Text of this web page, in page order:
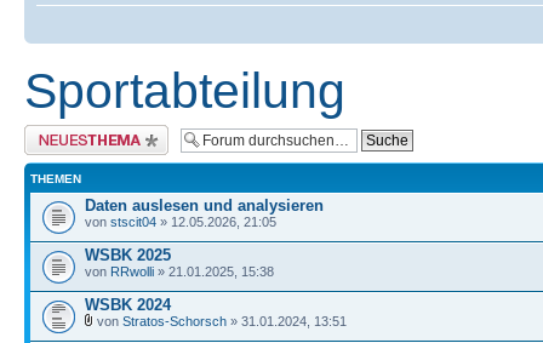
Sportabteilung
Neues Thema erstellen
THEMEN
Daten auslesen und analysieren
von stscit04 » 12.05.2026, 21:05
WSBK 2025
von RRwolli » 21.01.2025, 15:38
WSBK 2024
von Stratos-Schorsch » 31.01.2024, 13:51